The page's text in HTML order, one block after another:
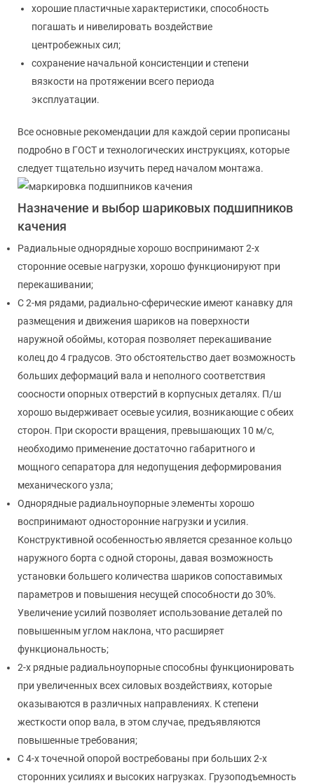
хорошие пластичные характеристики, способность
погашать и нивелировать воздействие
центробежных сил;
сохранение начальной консистенции и степени
вязкости на протяжении всего периода
эксплуатации.
Все основные рекомендации для каждой серии прописаны
подробно в ГОСТ и технологических инструкциях, которые
следует тщательно изучить перед началом монтажа.
Назначение и выбор шариковых подшипников
качения
Радиальные однорядные хорошо воспринимают 2-х
сторонние осевые нагрузки, хорошо функционируют при
перекашивании;
С 2-мя рядами, радиально-сферические имеют канавку для
размещения и движения шариков на поверхности
наружной обоймы, которая позволяет перекашивание
колец до 4 градусов. Это обстоятельство дает возможность
больших деформаций вала и неполного соответствия
соосности опорных отверстий в корпусных деталях. П/ш
хорошо выдерживает осевые усилия, возникающие с обеих
сторон. При скорости вращения, превышающих 10 м/с,
необходимо применение достаточно габаритного и
мощного сепаратора для недопущения деформирования
механического узла;
Однорядные радиальноупорные элементы хорошо
воспринимают односторонние нагрузки и усилия.
Конструктивной особенностью является срезанное кольцо
наружного борта с одной стороны, давая возможность
установки большего количества шариков сопоставимых
параметров и повышения несущей способности до 30%.
Увеличение усилий позволяет использование деталей по
повышенным углом наклона, что расширяет
функциональность;
2-х рядные радиальноупорные способны функционировать
при увеличенных всех силовых воздействиях, которые
оказываются в различных направлениях. К степени
жесткости опор вала, в этом случае, предъявляются
повышенные требования;
С 4-х точечной опорой востребованы при больших 2-х
сторонних усилиях и высоких нагрузках. Грузоподъемность